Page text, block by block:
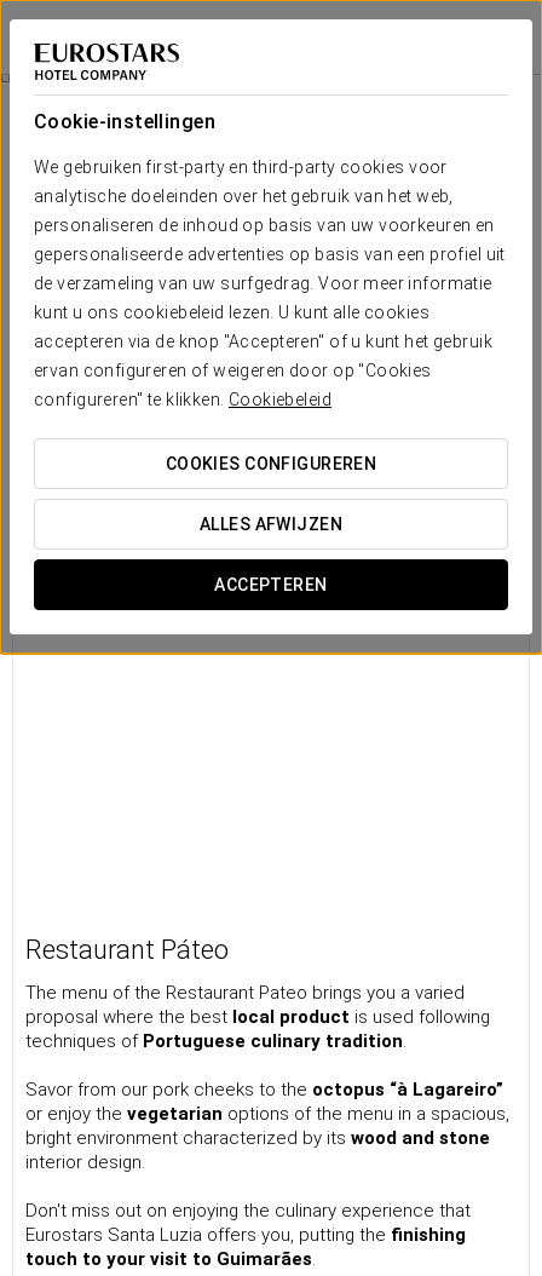
Cookie-instellingen
We gebruiken first-party en third-party cookies voor
analytische doeleinden over het gebruik van het web,
personaliseren de inhoud op basis van uw voorkeuren en
gepersonaliseerde advertenties op basis van een profiel uit
de verzameling van uw surfgedrag. Voor meer informatie
kunt u ons cookiebeleid lezen. U kunt alle cookies
accepteren via de knop "Accepteren" of u kunt het gebruik
ervan configureren of weigeren door op "Cookies
configureren" te klikken. Cookiebeleid
COOKIES CONFIGUREREN
ALLES AFWIJZEN
ACCEPTEREN
Eurostars Santa Luzia
GUIMARÃES
Horeca
Restaurant Páteo
The menu of the Restaurant Pateo brings you a varied
proposal where the best local product is used following
techniques of Portuguese culinary tradition.
Savor from our pork cheeks to the octopus “à Lagareiro”
or enjoy the vegetarian options of the menu in a spacious,
bright environment characterized by its wood and stone
interior design.
Don't miss out on enjoying the culinary experience that
Eurostars Santa Luzia offers you, putting the finishing
touch to your visit to Guimarães.